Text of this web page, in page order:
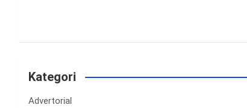
Kategori
Advertorial